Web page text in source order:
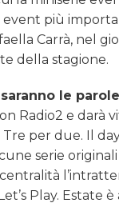
event più
Carrà, nel
della stagione.
le
Radio2 e darà
per due. Il
serie
Play. Estate